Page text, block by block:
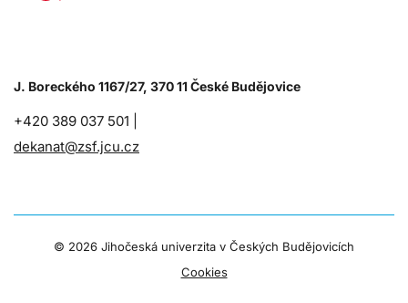
J. Boreckého 1167/27, 370 11 České Budějovice
+420 389 037 501 |
dekanat@zsf.jcu.cz
© 2026 Jihočeská univerzita v Českých Budějovicích
Cookies